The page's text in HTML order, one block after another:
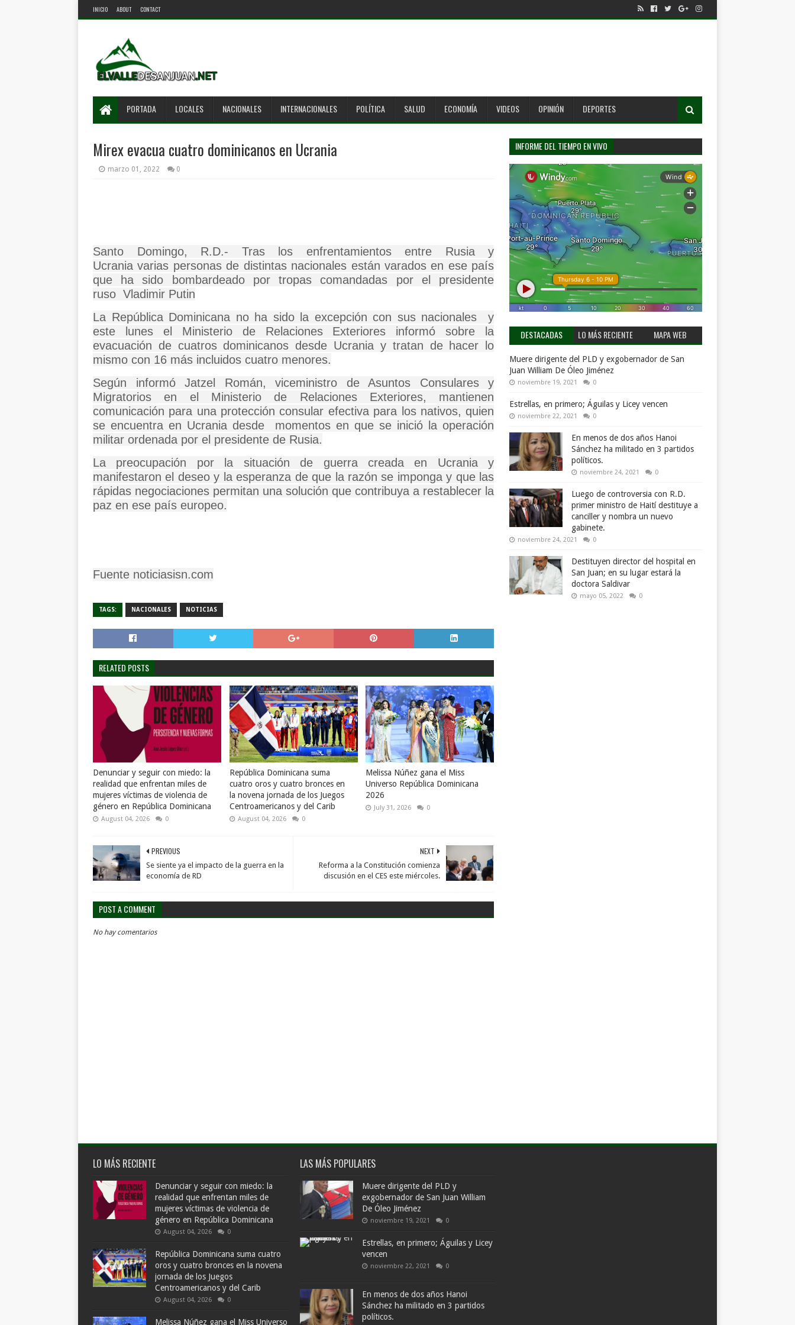
INICIO ABOUT CONTACT
PORTADA LOCALES NACIONALES INTERNACIONALES POLÍTICA SALUD ECONOMÍA VIDEOS OPINIÓN DEPORTES
Mirex evacua cuatro dominicanos en Ucrania
marzo 01, 2022 0
Santo Domingo, R.D.- Tras los enfrentamientos entre Rusia y
Ucrania varias personas de distintas nacionales están varados en ese país
que ha sido bombardeado por tropas comandadas por el presidente
ruso Vladimir Putin
La República Dominicana no ha sido la excepción con sus nacionales y
este lunes el Ministerio de Relaciones Exteriores informó sobre la
evacuación de cuatros dominicanos desde Ucrania y tratan de hacer lo
mismo con 16 más incluidos cuatro menores.
Según informóJatzel Román, viceministro de Asuntos Consulares y
Migratorios en el Ministerio de Relaciones Exteriores, mantienen
comunicación para una protección consular efectiva para los nativos, quien
se encuentra en Ucrania desde momentos en que se inició la operación
militar ordenada por el presidente de Rusia.
La preocupación por la situación de guerra creada en Ucrania y
manifestaron el deseo y la esperanza de que la razón se imponga y que las
rápidas negociaciones permitan una solución que contribuya a restablecer la
paz en ese país europeo.
Fuente noticiasisn.com
TAGS: NACIONALES NOTICIAS
RELATED POSTS
Denunciar y seguir con miedo: la
realidad que enfrentan miles de
mujeres víctimas de violencia de
género en República Dominicana
August 04, 2026 0
República Dominicana suma
cuatro oros y cuatro bronces en
la novena jornada de los Juegos
Centroamericanos y del Carib
August 04, 2026 0
Melissa Núñez gana el Miss
Universo República Dominicana
2026
July 31, 2026 0
NEXT
Reforma a la Constitución comienza
discusión en el CES este miércoles.
PREVIOUS
Se siente ya el impacto de la guerra en la
economía de RD
POST A COMMENT
No hay comentarios
INFORME DEL TIEMPO EN VIVO
DESTACADAS LO MÁS RECIENTE MAPA WEB
Muere dirigente del PLD y exgobernador de San
Juan William De Óleo Jiménez
noviembre 19, 2021 0
Estrellas, en primero; Águilas y Licey vencen
noviembre 22, 2021 0
En menos de dos años Hanoi
Sánchez ha militado en 3 partidos
políticos.
noviembre 24, 2021 0
Luego de controversia con R.D.
primer ministro de Haití destituye a
canciller y nombra un nuevo
gabinete.
noviembre 24, 2021 0
Destituyen director del hospital en
San Juan; en su lugar estará la
doctora Saldivar
mayo 05, 2022 0
LO MÁS RECIENTE
Denunciar y seguir con miedo: la
realidad que enfrentan miles de
mujeres víctimas de violencia de
género en República Dominicana
August 04, 2026 0
República Dominicana suma cuatro
oros y cuatro bronces en la novena
jornada de los Juegos
Centroamericanos y del Carib
August 04, 2026 0
Melissa Núñez gana el Miss Universo
LAS MÁS POPULARES
Muere dirigente del PLD y
exgobernador de San Juan William
De Óleo Jiménez
noviembre 19, 2021 0
Estrellas, en primero; Águilas y Licey
vencen
noviembre 22, 2021 0
En menos de dos años Hanoi
Sánchez ha militado en 3 partidos
políticos.